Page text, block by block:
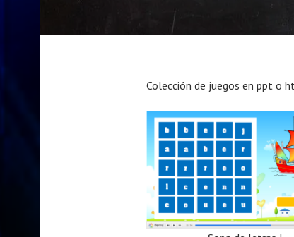
Colección de juegos en ppt o